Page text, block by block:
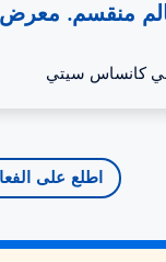
منقسم. معرض
كانساس سيتي
اطلع على